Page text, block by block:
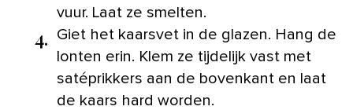
vuur. Laat ze smelten.
4.
Giet het kaarsvet in de glazen. Hang de
lonten erin. Klem ze tijdelijk vast met
satéprikkers aan de bovenkant en laat
de kaars hard worden.